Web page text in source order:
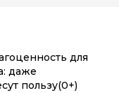
для
даже
пользу(0+)